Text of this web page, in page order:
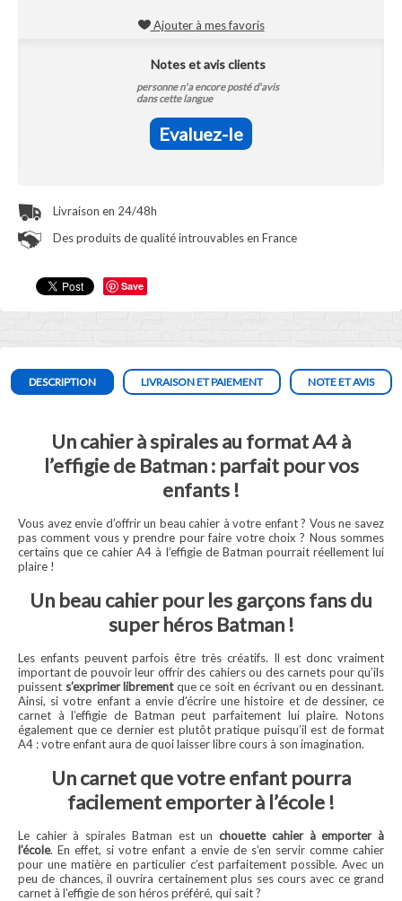
Save
Ajouter à mes favoris
Notes et avis clients
personne n'a encore posté d'avis
dans cette langue
Evaluez-le
Livraison en 24/48h
Des produits de qualité introuvables en France
DESCRIPTION LIVRAISON ET PAIEMENT NOTE ET AVIS
Un cahier à spirales au format A4 à
l’effigie de Batman : parfait pour vos
enfants !
Vous avez envie d’offrir un beau cahier à votre enfant ? Vous ne savez
pas comment vous y prendre pour faire votre choix ? Nous sommes
certains que ce cahier A4 à l’effigie de Batman pourrait réellement lui
plaire !
Un beau cahier pour les garçons fans du
super héros Batman !
Les enfants peuvent parfois être très créatifs. Il est donc vraiment
important de pouvoir leur offrir des cahiers ou des carnets pour qu’ils
puissent s’exprimer librementque ce soit en écrivant ou en dessinant.
Ainsi, si votre enfant a envie d’écrire une histoire et de dessiner, ce
carnet à l’effigie de Batman peut parfaitement lui plaire. Notons
également que ce dernier est plutôt pratique puisqu’il est de format
A4 : votre enfant aura de quoi laisser libre cours à son imagination.
Un carnet que votre enfant pourra
facilement emporter à l’école !
Le cahier à spirales Batman est unchouette cahier à emporter à
l’école. En effet, si votre enfant a envie de s’en servir comme cahier
pour une matière en particulier c’est parfaitement possible. Avec un
peu de chances, il ouvrira certainement plus ses cours avec ce grand
carnet à l’effigie de son héros préféré, qui sait ?